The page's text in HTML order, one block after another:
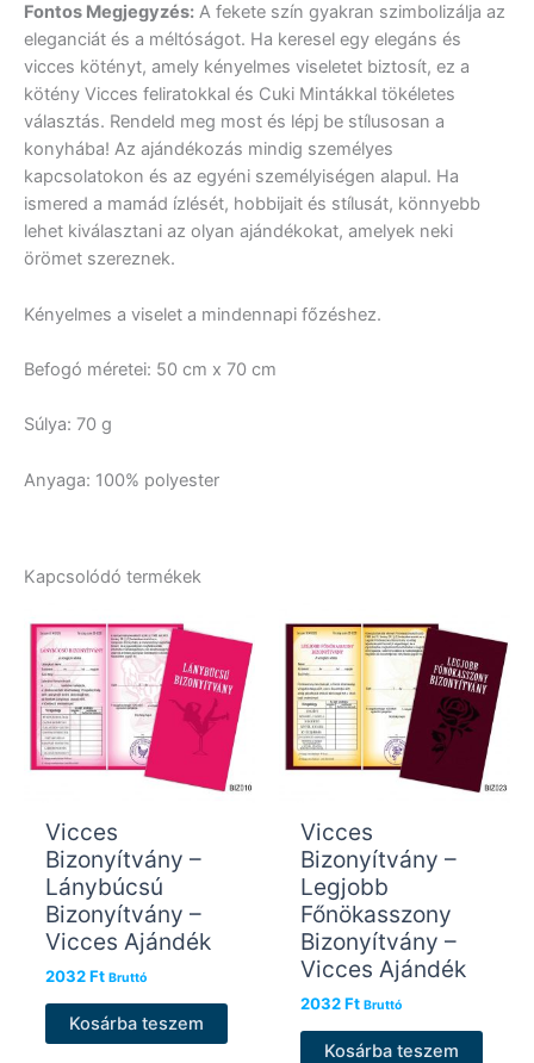
Fontos Megjegyzés: A fekete szín gyakran szimbolizálja az
eleganciát és a méltóságot. Ha keresel egy elegáns és
vicces kötényt, amely kényelmes viseletet biztosít, ez a
kötény Vicces feliratokkal és Cuki Mintákkal tökéletes
választás. Rendeld meg most és lépj be stílusosan a
konyhába! Az ajándékozás mindig személyes
kapcsolatokon és az egyéni személyiségen alapul. Ha
ismered a mamád ízlését, hobbijait és stílusát, könnyebb
lehet kiválasztani az olyan ajándékokat, amelyek neki
örömet szereznek.
Kényelmes a viselet a mindennapi főzéshez.
Befogó méretei: 50 cm x 70 cm
Súlya: 70 g
Anyaga: 100% polyester
Kapcsolódó termékek
Vicces
Bizonyítvány –
Lánybúcsú
Bizonyítvány –
Vicces Ajándék
2032Ft Bruttó
Kosárba teszem
Vicces
Bizonyítvány –
Legjobb
Főnökasszony
Bizonyítvány –
Vicces Ajándék
2032Ft Bruttó
Kosárba teszem